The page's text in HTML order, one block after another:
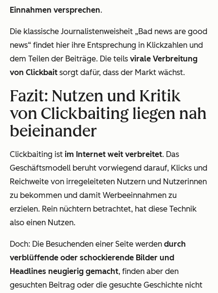
Einnahmen versprechen.
Die klassische Journalistenweisheit „Bad news are good
news“ findet hier ihre Entsprechung in Klickzahlen und
dem Teilen der Beiträge. Die teils virale Verbreitung
von Clickbait sorgt dafür, dass der Markt wächst.
Fazit: Nutzen und Kritik
von Clickbaiting liegen nah
beieinander
Clickbaiting ist im Internet weit verbreitet. Das
Geschäftsmodell beruht vorwiegend darauf, Klicks und
Reichweite von irregeleiteten Nutzern und Nutzerinnen
zu bekommen und damit Werbeeinnahmen zu
erzielen. Rein nüchtern betrachtet, hat diese Technik
also einen Nutzen.
Doch: Die Besuchenden einer Seite werden durch
verblüffende oder schockierende Bilder und
Headlines neugierig gemacht, finden aber den
gesuchten Beitrag oder die gesuchte Geschichte nicht